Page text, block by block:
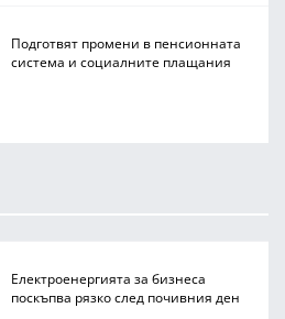
Подготвят промени в пенсионната
система и социалните плащания
Електроенергията за бизнеса
поскъпва рязко след почивния ден